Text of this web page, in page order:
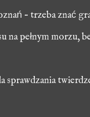
– trzeba znać
na pełnym
sprawdzania